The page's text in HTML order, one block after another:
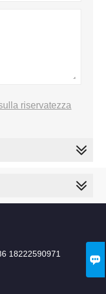

riservatezza
18222590971